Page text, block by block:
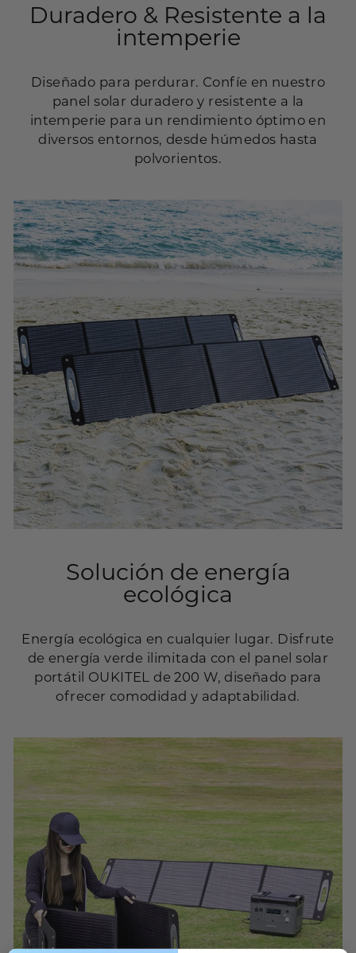
Duradero & Resistente a la
intemperie
Diseñado para perdurar. Confíe en nuestro
panel solar duradero y resistente a la
intemperie para un rendimiento óptimo en
diversos entornos, desde húmedos hasta
polvorientos.
Solución de energía
ecológica
Energía ecológica en cualquier lugar. Disfrute
de energía verde ilimitada con el panel solar
portátil OUKITEL de 200 W, diseñado para
ofrecer comodidad y adaptabilidad.